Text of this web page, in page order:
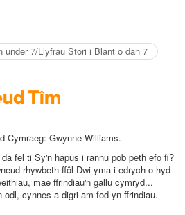
under 7/Llyfrau Stori i Blant o dan 7
Tîm
Cymraeg: Gwynne Williams.
fel ti Sy'n hapus i rannu pob peth efo fi?
rhywbeth ffôl Dwi yma i edrych o hyd
mae ffrindiau'n gallu cymryd...
cynnes a digri am fod yn ffrindiau.